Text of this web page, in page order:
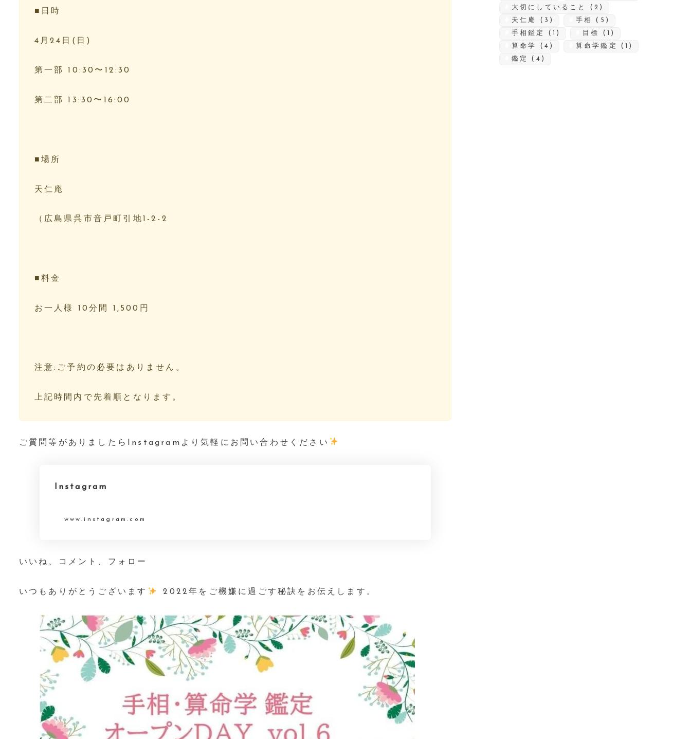
■日時⁡⁡⁡⁡
4月24日(日)⁡⁡⁡
第一部 10:30〜12:30⁡⁡⁡⁡
第二部 13:30〜16:00⁡⁡⁡⁡
■場所⁡⁡⁡⁡
天仁庵⁡⁡⁡⁡
（広島県呉市音戸町引地1-2-2⁡⁡⁡⁡
■料金⁡⁡⁡⁡
お一人様 10分間 1,500円⁡⁡⁡⁡
注意:ご予約の必要はありません。⁡⁡⁡⁡
上記時間内で先着順となります。⁡⁡⁡⁡
ご質問等がありましたらInstagramより気軽にお問い合わせください
Instagram
www.instagram.com
いいね、コメント、フォロー⁡⁡⁡⁡
いつもありがとうございます
⁡⁡⁡⁡2022年をご機嫌に過ごす秘訣をお伝えします。
大切にしていること
(2)
天仁庵
(3) 手相
(5)
手相鑑定
(1) 目標
(1)
算命学
(4) 算命学鑑定
(1)
鑑定
(4)